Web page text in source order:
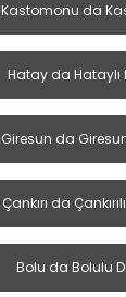
Kastomonu da
Hatay da Hataylı
Giresun da
Çankırı da
Bolu da Bolulu